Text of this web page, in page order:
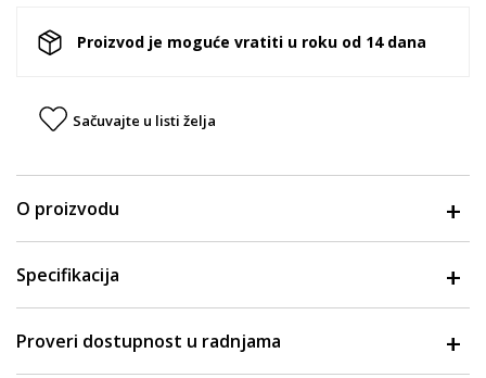
Proizvod je moguće vratiti u roku od 14 dana
Sačuvajte u listi želja
O proizvodu
Specifikacija
Proveri dostupnost u radnjama